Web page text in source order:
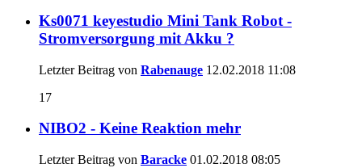
Ks0071 keyestudio Mini Tank Robot -
Stromversorgung mit Akku ?
Letzter Beitrag von Rabenauge 12.02.2018 11:08
17
NIBO2 - Keine Reaktion mehr
Letzter Beitrag von Baracke 01.02.2018 08:05